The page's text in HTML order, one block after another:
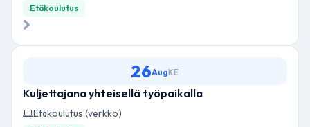
Etäkoulutus
26AugKE
Kuljettajana yhteisellä työpaikalla
Etäkoulutus (verkko)